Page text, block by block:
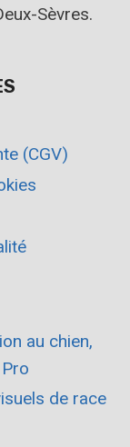
Sèvres.
(CGV)
au chien,
de race